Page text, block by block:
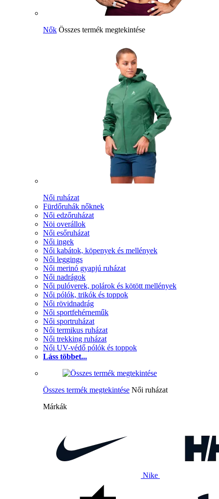
Nők Összes termék megtekintése
Női ruházat
Fürdőruhák nőknek
Női edzőruházat
Nöi overállok
Női esőruházat
Női ingek
Női kabátok, köpenyek és mellények
Női leggings
Női merinó gyapjú ruházat
Női nadrágok
Női pulóverek, polárok és kötött mellények
Női pólók, trikók és toppok
Női rövidnadrág
Női sportfehérneműk
Női sportruházat
Női termikus ruházat
Női trekking ruházat
Női UV-védő pólók és toppok
Láss többet...
Összes termék megtekintése Női ruházat
Márkák
Nike